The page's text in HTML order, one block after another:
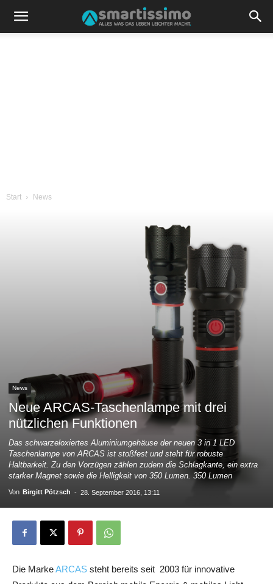
Start News
News
Neue ARCAS-Taschenlampe mit drei
nützlichen Funktionen
Das schwarzeloxiertes Aluminiumgehäuse der neuen 3 in 1 LED
Taschenlampe von ARCAS ist stoßfest und steht für robuste
Haltbarkeit. Zu den Vorzügen zählen zudem die Schlagkante, ein extra
starker Magnet sowie die Helligkeit von 350 Lumen. 350 Lumen
Von Birgitt Pötzsch - 28. September 2016, 13:11
Die MarkeARCAS steht bereits seit 2003 für innovative